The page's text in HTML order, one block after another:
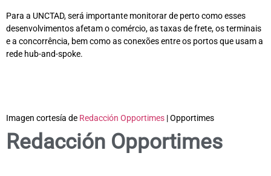
Para a UNCTAD, será importante monitorar de perto como esses
desenvolvimentos afetam o comércio, as taxas de frete, os terminais
e a concorrência, bem como as conexões entre os portos que usam a
rede hub-and-spoke.
Imagen cortesía de Redacción Opportimes | Opportimes
Redacción Opportimes